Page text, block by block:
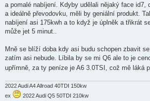
a pomalé nabíjení. Kdyby udělali nějaký face id7,
a ideálně převodovku, měli by geniální produkt.
nabíjení asi 175kwh a to když je úplněk a třikrát
může jet 5 minut..
Mně se blíží doba kdy asi budu schopen zbavit
zatím asi nebude. Líbila by se mi Q6 ale to je
upřímně, za ty peníze je A6 3.0TSI, což mě láká
2022 Audi A4 Allroad 40TDI 150kw
ex
2022 Audi Q5 50TDI 210kw